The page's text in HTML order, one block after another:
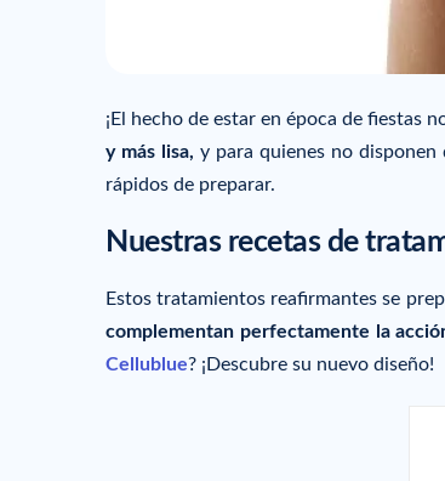
¡El hecho de estar en época de fiestas
y más lisa, y para quienes no
rápidos de preparar.
Nuestras recetas de
Estos tratamientos reafirmantes se
complementan perfectamente la
Cellublue? ¡Descubre su nuevo diseño!